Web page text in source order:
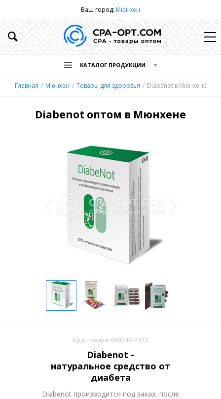
Ваш город: Мюнхен
КАТАЛОГ ПРОДУКЦИИ
Главная Мюнхен Товары для здоровья Diabenot в Мюнхене
Diabenot оптом в Мюнхене
Код товара: 000244-2413
Diabenot -
натуральное средство от
диабета
Diabenot производится под заказ, после